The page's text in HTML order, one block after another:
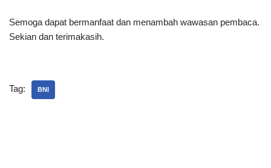
Semoga dapat bermanfaat dan menambah wawasan pembaca.
Sekian dan terimakasih.
Tag: BNI